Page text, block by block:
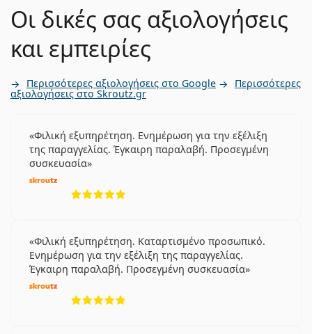
Οι δικές σας αξιολογήσεις
και εμπειρίες
Περισσότερες αξιολογήσεις στο Google Περισσότερες
αξιολογήσεις στο Skroutz.gr
Φιλική εξυπηρέτηση. Ενημέρωση για την εξέλιξη
της παραγγελίας. Έγκαιρη παραλαβή. Προσεγμένη
συσκευασία
Φιλική εξυπηρέτηση. Καταρτισμένο προσωπικό.
Ενημέρωση για την εξέλιξη της παραγγελίας.
Έγκαιρη παραλαβή. Προσεγμένη συσκευασία